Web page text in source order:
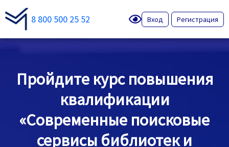
8 800 500 25 52 Вход Регистрация
Пройдите курс повышения
квалификации
«Современные поисковые
сервисы библиотек и